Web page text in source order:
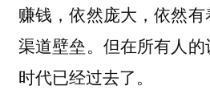
赚钱，依然庞大，依然
渠道壁垒。但在所有人
时代已经过去了。